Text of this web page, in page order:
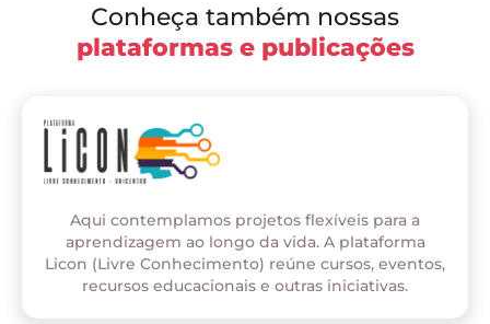
Conheça também nossas
plataformas e publicações
Aqui contemplamos projetos flexíveis para a
aprendizagem ao longo da vida. A plataforma
Licon (Livre Conhecimento) reúne cursos, eventos,
recursos educacionais e outras iniciativas.